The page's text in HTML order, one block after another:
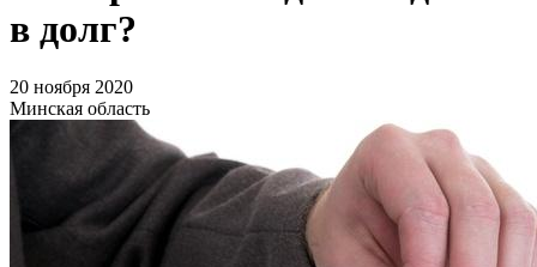
в долг?
20 ноября 2020
Минская область